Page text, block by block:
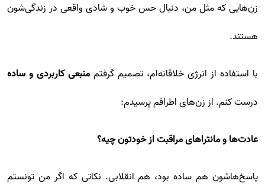
زن‌هایی که مثل من، دنبال حس خوب و شادی واقعی در زندگی‌شون
هستند.
با استفاده از انرژی خلاقانه‌ام، تصمیم گرفتم منبعی کاربردی و ساده
درست کنم. از زن‌های اطرافم پرسیدم:
عادت‌ها و مانتراهای مراقبت از خودتون چیه؟
پاسخ‌هاشون هم ساده بود، هم انقلابی. نکاتی که اگر من تونستم